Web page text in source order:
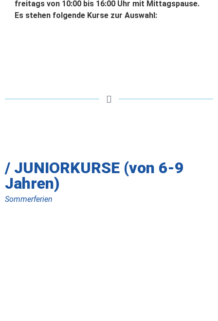
freitags von 10:00 bis 16:00 Uhr mit Mittagspause.
Es stehen folgende Kurse zur Auswahl:
/ JUNIORKURSE (von 6-9
Jahren)
Sommerferien